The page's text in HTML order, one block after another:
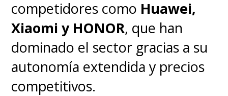
electromovilidad nacional.
competidores como Huawei,
Xiaomi y HONOR, que han
dominado el sector gracias a su
autonomía extendida y precios
competitivos.